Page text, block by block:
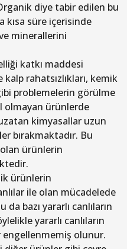
diye tabir edilen bu
kısa süre içerisinde
minerallerini
katkı maddesi
rahatsızlıkları, kemik
problemelerin görülme
olmayan ürünlerde
kimyasallar uzun
bırakmaktadır. Bu
ürünlerin
ürünlerin
ile olan mücadelede
bazı yararlı canlıların
yararlı canlıların
engellenmemiş olunur.